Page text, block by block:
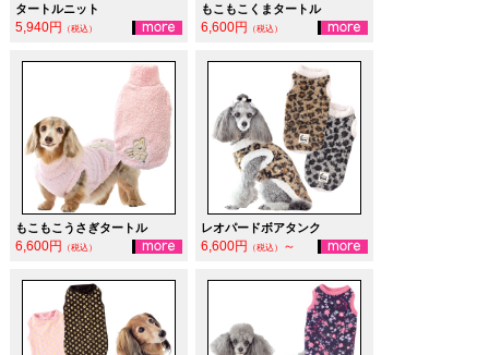
タートルニット
5,940円 （税込）
もこもこくまタートル
6,600円 （税込）
もこもこうさぎタートル
6,600円 （税込）
レオパードボアタンク
6,600円 （税込） ～